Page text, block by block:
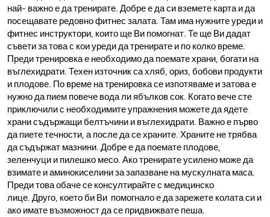
най- важно е да тренирате. Добре е да си вземете карта и да
посещавате редовно фитнес залата. Там има нужните уреди и
фитнес инструктори, които ще Ви помогнат. Те ще Ви дадат
съвети за това с кои уреди да тренирате и по колко време.
Преди тренировка е необходимо да поемате храни, богати на
въглехидрати. Техен източник са хляб, ориз, бобови продукти
и плодове. По време на тренировка се изпотяваме и затова е
нужно да пием повече вода ли ябълков сок. Когато вече сте
приключили с необходимите упражнения можете да ядете
храни съдържащи белтъчини и въглехидрати. Важно е първо
да пиете течности, а после да се храните. Храните не трябва
да съдържат мазнини. Добре е да поемате плодове,
зеленчуци и пилешко месо. Ако тренирате усилено може да
взимате и аминокиселини за запазване на мускулната маса.
Преди това обаче се консултирайте с медицинско
лице. Друго, което би Ви помогнало е да зарежете колата си и
ако имате възможност да се придвижвате пеша.